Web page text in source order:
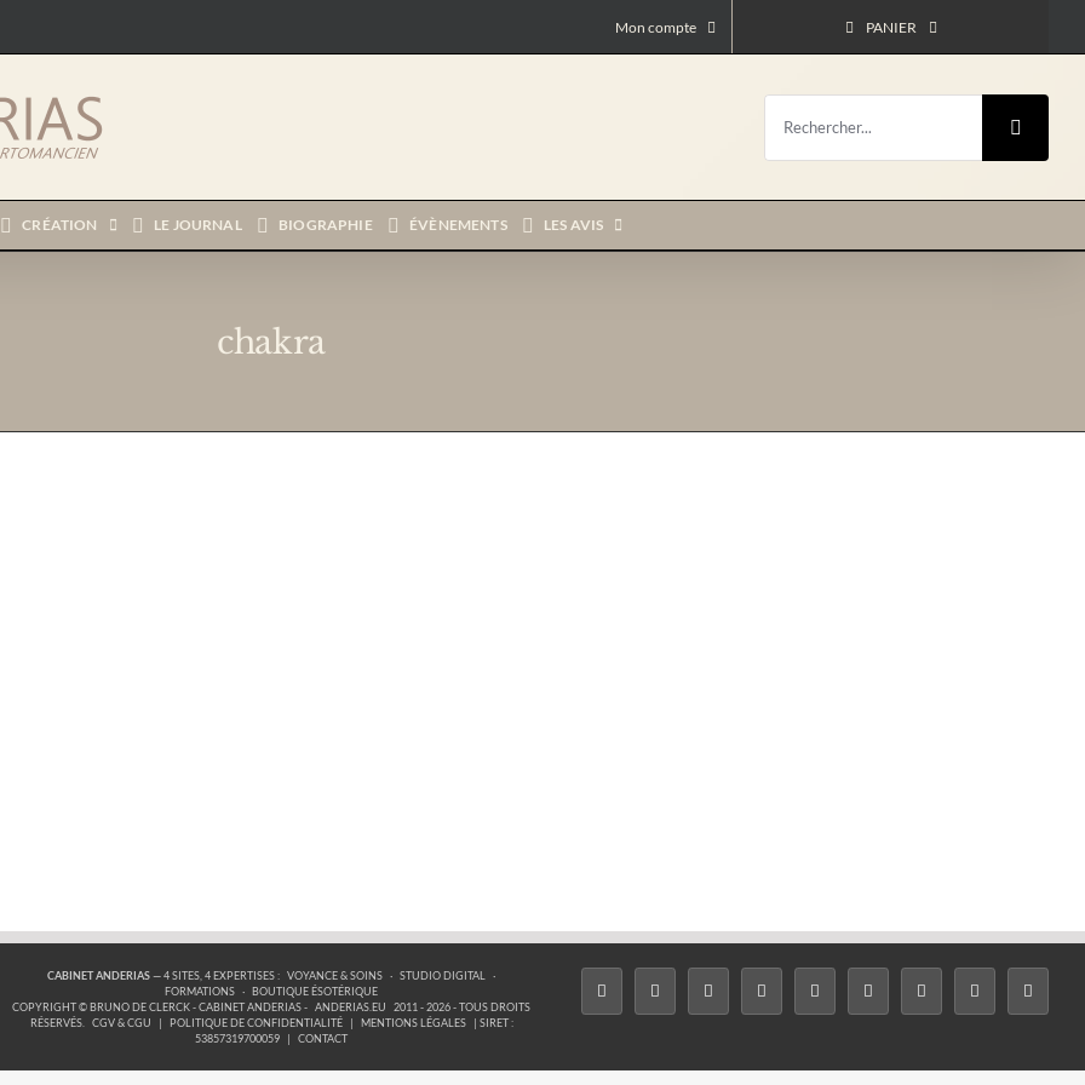
Mon compte PANIER
Rechercher:
CRÉATION LE JOURNAL BIOGRAPHIE ÉVÈNEMENTS LES AVIS
chakra
CABINET ANDERIAS— 4 SITES, 4 EXPERTISES : VOYANCE & SOINS · STUDIO DIGITAL
·
FORMATIONS · BOUTIQUE ÉSOTÉRIQUE
COPYRIGHT © BRUNO DE CLERCK - CABINET ANDERIAS - ANDERIAS.EU
2011 - 2026 - TOUS DROITS
RÉSERVÉS.
CGV & CGU | POLITIQUE DE CONFIDENTIALITÉ | MENTIONS LÉGALES
| SIRET :
53857319700059
| CONTACT